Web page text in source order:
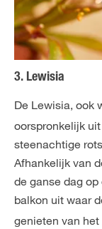
3. Lewisia
De Lewisia, ook
oorspronkelijk
steenachtige
Afhankelijk van
de ganse dag
balkon uit waar
genieten van